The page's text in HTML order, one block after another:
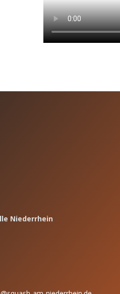
Niederrhein